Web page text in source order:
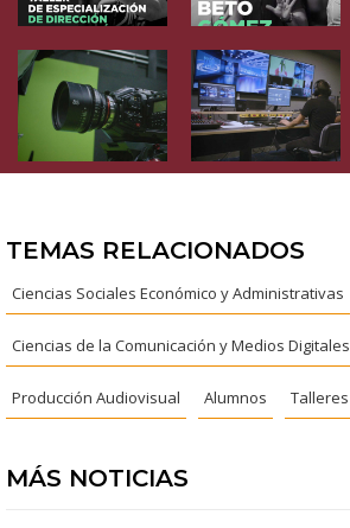
TEMAS RELACIONADOS
Ciencias Sociales Económico y Administrativas
Ciencias de la Comunicación y Medios Digitales
Producción Audiovisual Alumnos Talleres
MÁS NOTICIAS